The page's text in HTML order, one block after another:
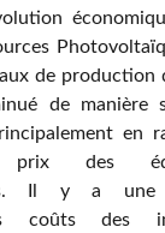
de production
de manière
en
des
Il y a une
coûts des